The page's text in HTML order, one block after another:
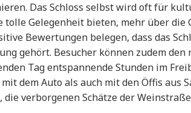
Das Schloss selbst wird oft für
tolle Gelegenheit bieten, mehr über die
Bewertungen belegen, dass das
gehört. Besucher können zudem
Tag entspannende Stunden im
dem Auto als auch mit den Öffis aus
die verborgenen Schätze der